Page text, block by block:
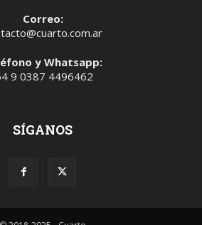
Correo:
y Whatsapp:
9 0387 4496462
SÍGANOS